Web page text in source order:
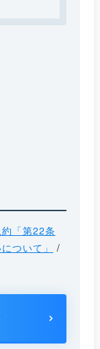
「第22条
ついて」
/